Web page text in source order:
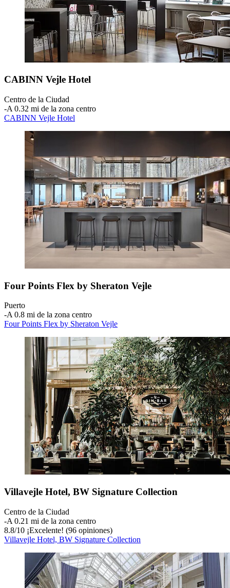
CABINN Vejle Hotel
Centro de la Ciudad
‐A 0.32 mi de la zona centro
CABINN Vejle Hotel
Four Points Flex by Sheraton Vejle
Puerto
‐A 0.8 mi de la zona centro
Four Points Flex by Sheraton Vejle
Villavejle Hotel, BW Signature Collection
Centro de la Ciudad
‐A 0.21 mi de la zona centro
8.8/10 ¡Excelente! (96 opiniones)
Villavejle Hotel, BW Signature Collection